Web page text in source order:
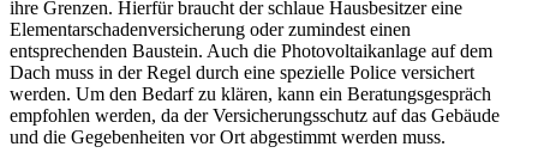
ihre Grenzen. Hierfür braucht der schlaue Hausbesitzer eine
Elementarschadenversicherung oder zumindest einen
entsprechenden Baustein. Auch die Photovoltaikanlage auf dem
Dach muss in der Regel durch eine spezielle Police versichert
werden. Um den Bedarf zu klären, kann ein Beratungsgespräch
empfohlen werden, da der Versicherungsschutz auf das Gebäude
und die Gegebenheiten vor Ort abgestimmt werden muss.